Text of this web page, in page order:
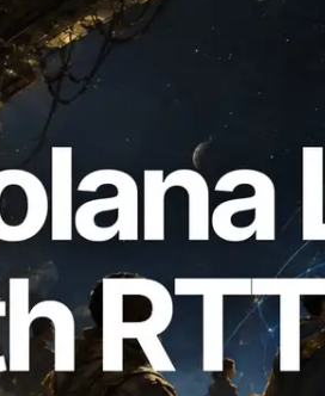
Leader Slot API：新
Ping 测量，Validators
步上线